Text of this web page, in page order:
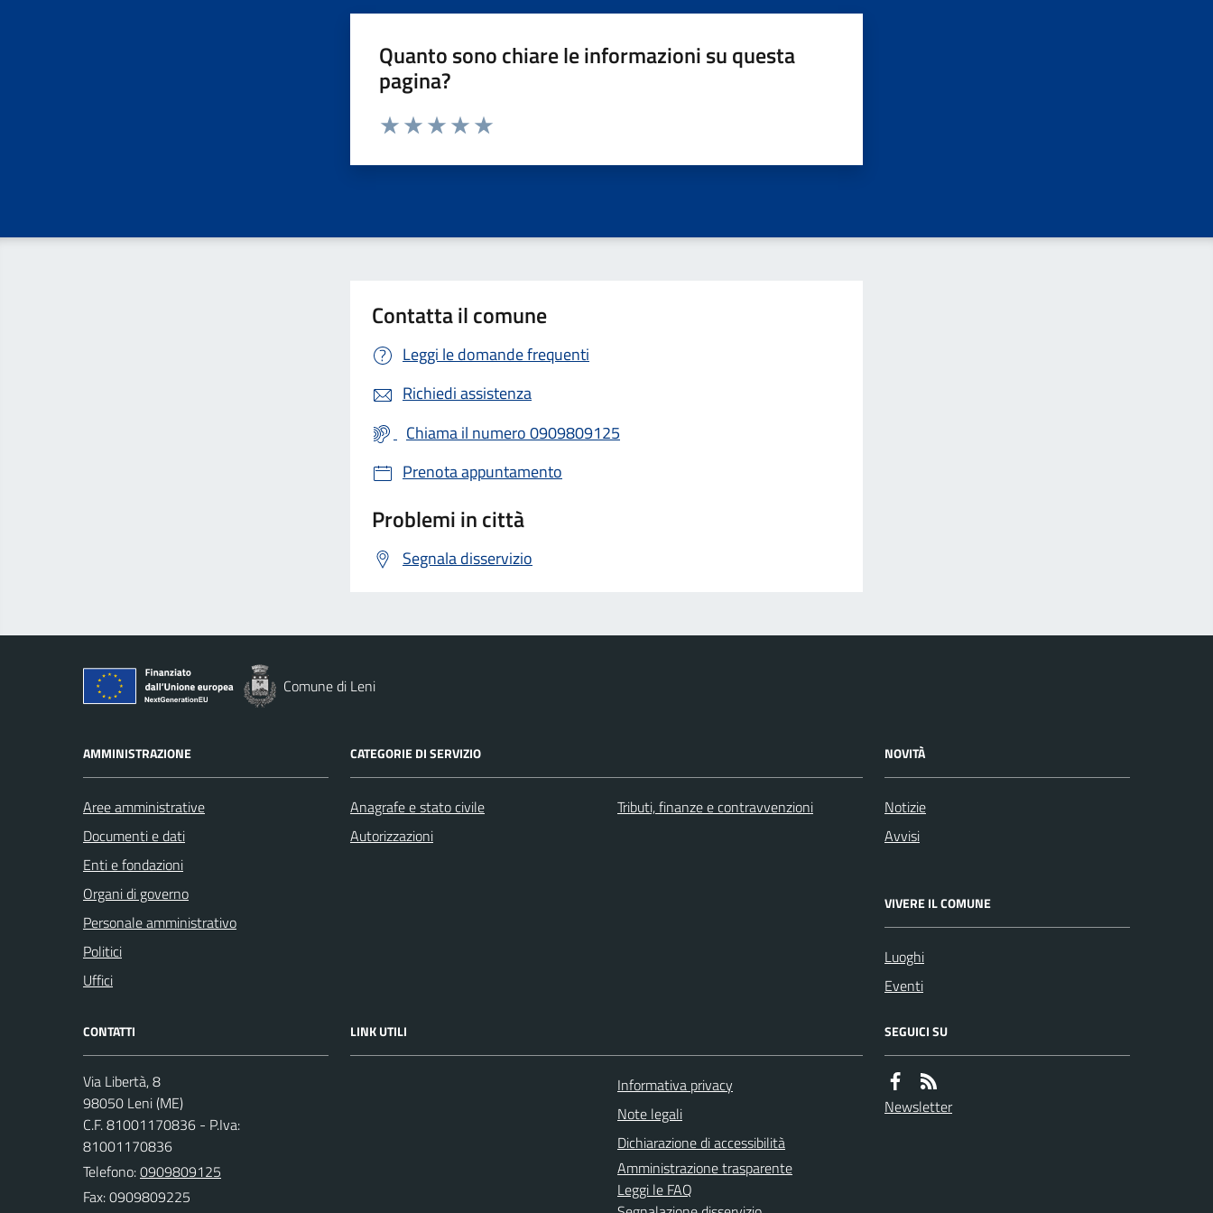
Quanto sono chiare le informazioni su questa
pagina?
Valuta da 1 a 5 stelle la pagina
Contatta il comune
Leggi le domande frequenti
Richiedi assistenza
Chiama il numero 0909809125
Prenota appuntamento
Problemi in città
Segnala disservizio
Comune di Leni
AMMINISTRAZIONE
Aree amministrative
Documenti e dati
Enti e fondazioni
Organi di governo
Personale amministrativo
Politici
Uffici
CATEGORIE DI SERVIZIO
Anagrafe e stato civile
Autorizzazioni
Tributi, finanze e contravvenzioni
NOVITÀ
Notizie
Avvisi
VIVERE IL COMUNE
Luoghi
Eventi
CONTATTI
Via Libertà, 8
98050 Leni (ME)
C.F. 81001170836 - P.Iva:
81001170836
Telefono:0909809125
Fax: 0909809225
LINK UTILI
Informativa privacy
Note legali
Dichiarazione di accessibilità
Amministrazione trasparente
Leggi le FAQ
SEGUICI SU
Newsletter